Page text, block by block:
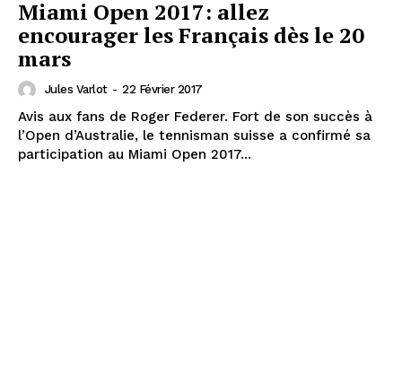
Miami Open 2017: allez
encourager les Français dès le 20
mars
Jules Varlot - 22 Février 2017
Avis aux fans de Roger Federer. Fort de son succès à
l’Open d’Australie, le tennisman suisse a confirmé sa
participation au Miami Open 2017...